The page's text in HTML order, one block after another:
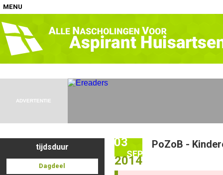
MENU
Home
Nascholingen op locatie (agenda)
Nascholingen online (elearning)
ADVERTENTIE
tijdsduur
Dagdeel
03
SEP
2014
PoZoB -